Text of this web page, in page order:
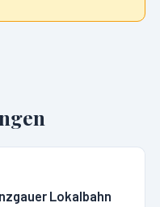
Lokalbahn